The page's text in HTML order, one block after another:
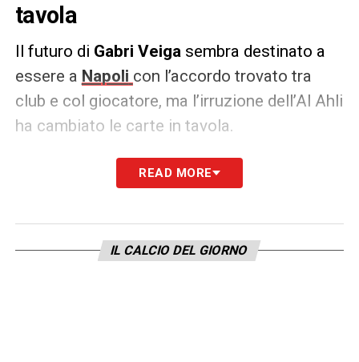
tavola
Il futuro di Gabri Veiga sembra destinato a
essere a Napoli con l’accordo trovato tra
club e col giocatore, ma l’irruzione dell’Al Ahli
ha cambiato le carte in tavola.
Il classe 2002, infatti, secondo quanto
riportato da Fabrizio Romano sarebbe in
deciso di pagare per intero la clausola del
giocatore di 40 milioni. Chiusura vicina e il
READ MORE
IL CALCIO DEL GIORNO